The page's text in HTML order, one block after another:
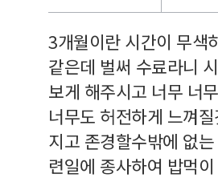
3개월이란 시간이 무색
같은데 벌써 수료라니
보게 해주시고 너무 너
너무도 허전하게 느껴
지고 존경할수밖에 없
련일에 종사하여 밥먹